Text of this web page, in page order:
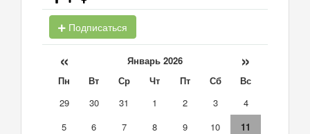
Подписаться
« Январь 2026 »
Пн Вт Ср Чт Пт Сб
Вс
29
30 31 1 2 3
4
5
6 7 8 9 10
11